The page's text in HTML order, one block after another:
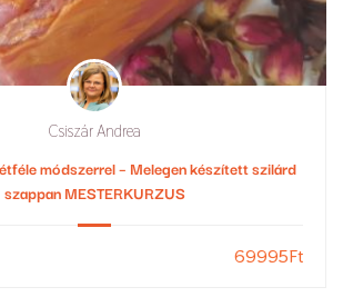
Csiszár Andrea
módszerrel – Melegen készített szilárd
szappan MESTERKURZUS
69995Ft